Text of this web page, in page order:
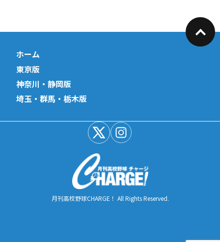
ホーム
東京版
神奈川・静岡版
埼玉・群馬・栃木版
月刊高校野球CHARGE！ All Rights Reserved.